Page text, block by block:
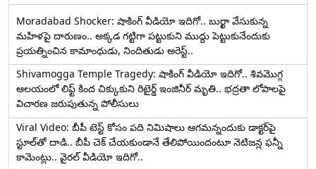
Moradabad Shocker: షాకింగ్ వీడియో ఇదిగో.. బుర్ఖా వేసుకున్న
మహిళపై దారుణం.. అక్కడ గట్టిగా పట్టుకుని ముద్దు పెట్టుకునేందుకు
ప్రయత్నించిన కామాంధుడు, నిందితుడు అరెస్ట్..
Shivamogga Temple Tragedy: షాకింగ్ వీడియో ఇదిగో.. శివమొగ్గ
ఆలయంలో లిఫ్ట్ కింద చిక్కుకుని రిటైర్డ్ ఇంజినీర్ మృతి.. భద్రతా లోపాలపై
విచారణ జరుపుతున్న పోలీసులు
Viral Video: బీపీ టెస్ట్‌ కోసం పది నిమిషాలు ఆగమన్నందుకు డాక్టర్‌పై
స్టూల్‌తో దాడి.. బీపీ చెక్ చేయకుండానే తేలిపోయిందంటూ నెటిజన్ల ఫన్నీ
కామెంట్లు.. వైరల్ వీడియో ఇదిగో..